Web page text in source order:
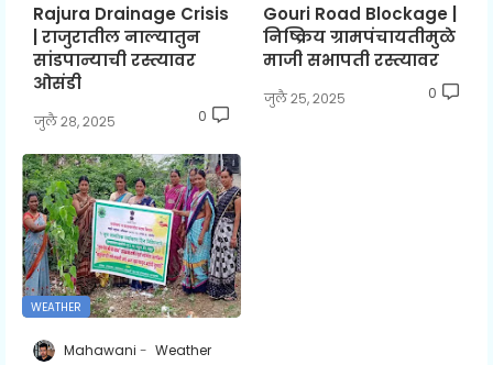
Rajura Drainage Crisis
| राजुरातील नाल्यातुन
सांडपान्याची रस्त्यावर
ओसंडी
जुलै २८, २०२५ 0
Gouri Road Blockage |
निष्क्रिय ग्रामपंचायतीमुळे
माजी सभापती रस्त्यावर
जुलै २५, २०२५ 0
WEATHER
Mahawani Weather